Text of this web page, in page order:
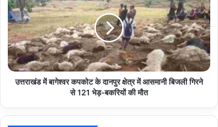
बागेश्वर
कपकोट
के
दानपुर
क्षेत्र
में
आसमानी
बिजली
उत्तराखंड में बागेश्वर कपकोट के दानपुर क्षेत्र में आसमानी बिजली गिरने
से 121 भेड़-बकरियों की मौत